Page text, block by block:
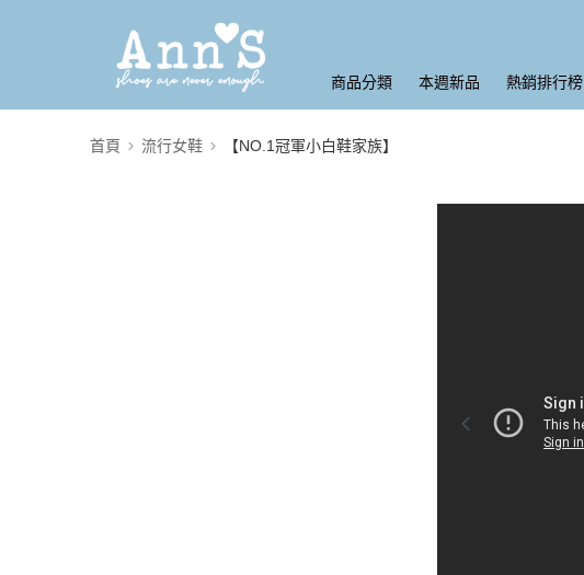
商品分類 本週新品 熱銷排行榜
首頁 流行女鞋 【NO.1冠軍小白鞋家族】